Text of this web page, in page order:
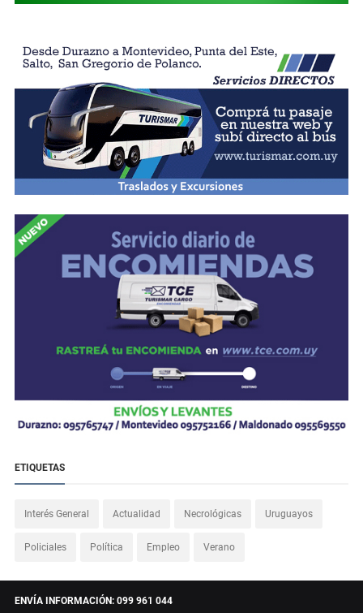
ETIQUETAS
Interés General Actualidad Necrológicas Uruguayos
Policiales Política Empleo Verano
ENVÍA INFORMACIÓN: 099 961 044